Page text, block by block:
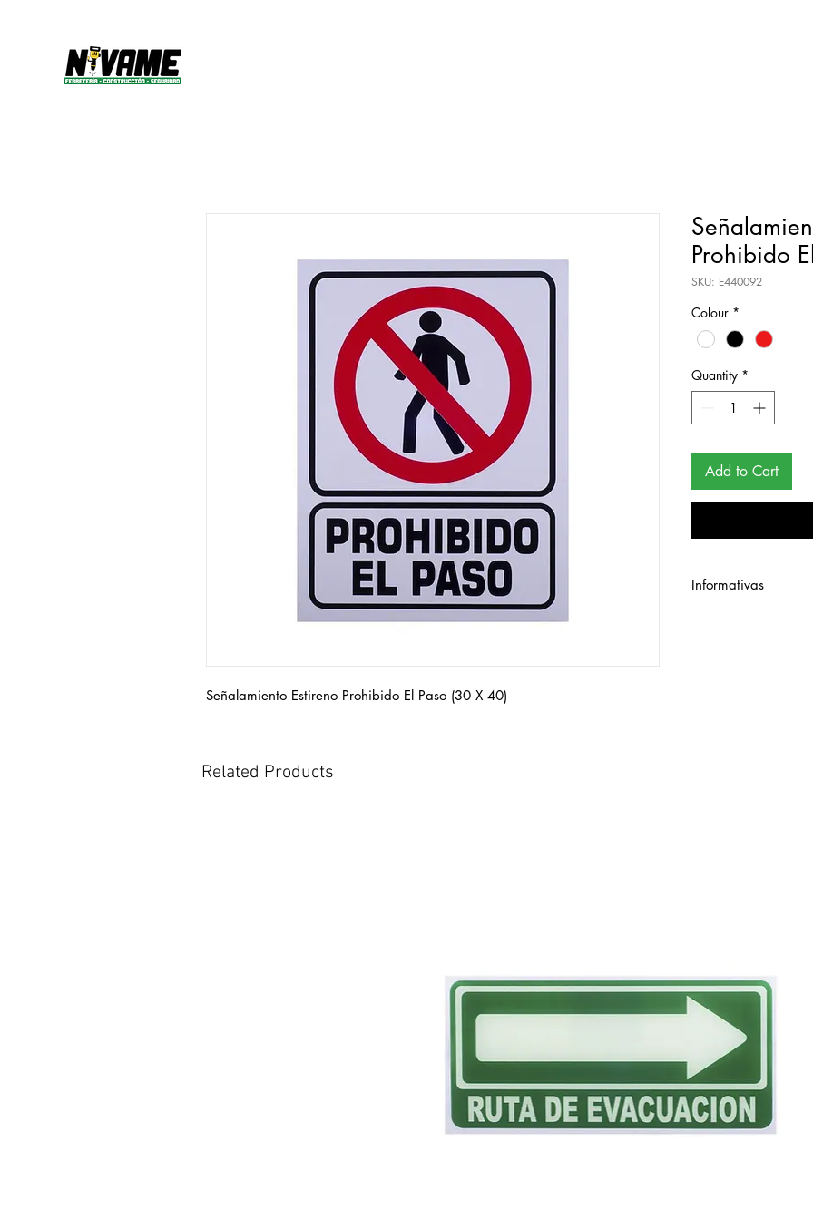
Señalamiento Estireno Prohibido El Paso (30 X 40)
Prohibido
SKU: E440092
Colour *
Quantity *
Add to Cart
Informativas
Related Products